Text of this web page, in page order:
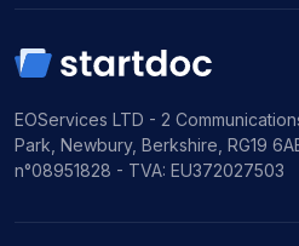
EOServices LTD - 2
Park, Newbury, Berkshire, RG19
n°08951828 - TVA: EU372027503